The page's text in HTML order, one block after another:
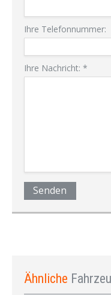
Ihre Telefonnummer:
Ihre Nachricht: *
Senden
Ähnliche